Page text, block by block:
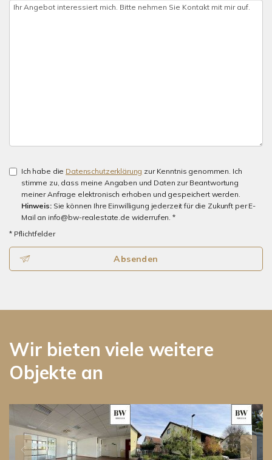
Ich habe die Datenschutzerklärung zur Kenntnis genommen. Ich
stimme zu, dass meine Angaben und Daten zur Beantwortung
meiner Anfrage elektronisch erhoben und gespeichert werden.
Hinweis:Sie können Ihre Einwilligung jederzeit für die Zukunft per E-
Mail an info@bw-realestate.de widerrufen. *
* Pflichtfelder
Absenden
Wir bieten viele weitere
Objekte an